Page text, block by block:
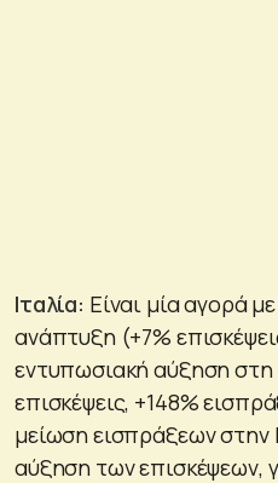
Ιταλία: Είναι μία αγορά
ανάπτυξη (+7%
εντυπωσιακή αύξηση
επισκέψεις, +148%
μείωση εισπράξεων
αύξηση των επισκέψεων,